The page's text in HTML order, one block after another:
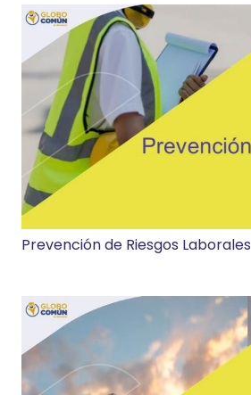
Prevención de Riesgos Laborales